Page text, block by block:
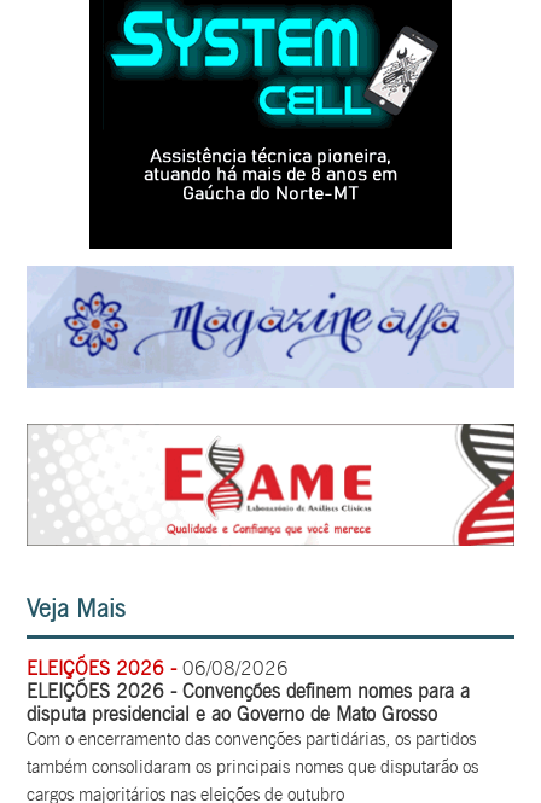
Veja Mais
ELEIÇÕES 2026 -06/08/2026
ELEIÇÕES 2026 - Convenções definem nomes para a
disputa presidencial e ao Governo de Mato Grosso
Com o encerramento das convenções partidárias, os partidos
também consolidaram os principais nomes que disputarão os
cargos majoritários nas eleições de outubro